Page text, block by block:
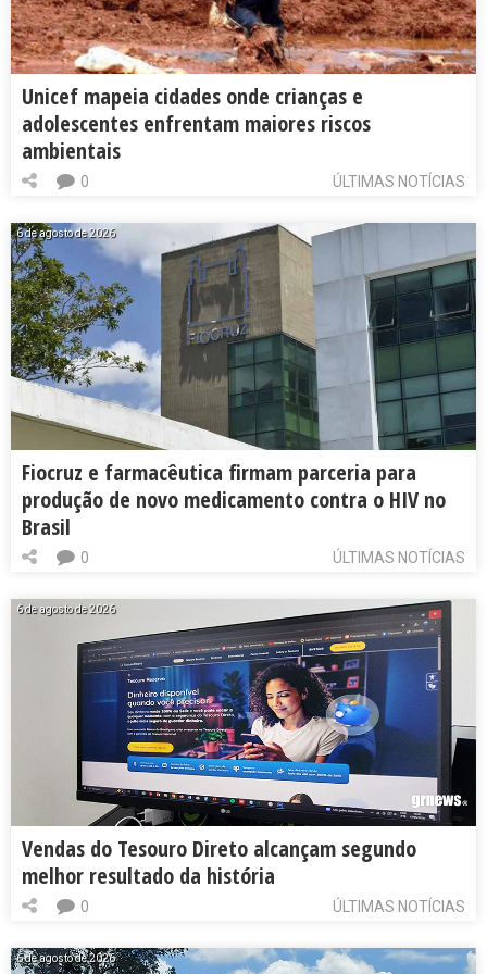
Unicef mapeia cidades onde crianças e
adolescentes enfrentam maiores riscos
ambientais
ÚLTIMAS NOTÍCIAS
0
6 de agosto de 2026
Fiocruz e farmacêutica firmam parceria para
produção de novo medicamento contra o HIV no
Brasil
ÚLTIMAS NOTÍCIAS
0
6 de agosto de 2026
Vendas do Tesouro Direto alcançam segundo
melhor resultado da história
ÚLTIMAS NOTÍCIAS
0
6 de agosto de 2026